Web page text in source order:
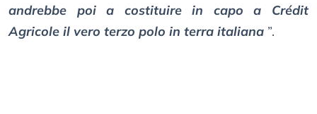
andrebbe poi a costituire in capo a Crédit
Agricole il vero terzo polo in terra italiana ”.